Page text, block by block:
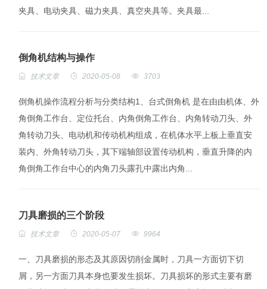
夹具、电动夹具、磁力夹具、真空夹具等。夹具最...
倒角机结构与操作
技术文章 2020-05-08 3703
倒角机操作流程分析与分类结构1、台式倒角机 是在由由机体、外
角倒角工作台、定位托台、内角倒角工作台、内角转动刀头、外
角转动刀头、电动机和传动机构组成，在机体水平上板上垂直安
装内、外角转动刀头，其下端轴部设置传动机构，垂直升降的内
角倒角工作台中心的内角刀头露孔中露出内角...
刀具磨损的三个阶段
技术文章 2020-05-07 9964
一、刀具磨损的形态及其原因切削金属时，刀具一方面切下切
屑，另一方面刀具本身也要发生损坏。刀具损坏的形式主要有磨